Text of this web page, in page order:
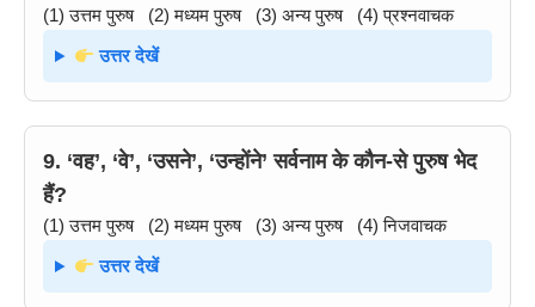
(1) उत्तम पुरुष (2) मध्यम पुरुष (3) अन्य पुरुष (4) प्रश्नवाचक
उत्तर देखें
9. ‘वह’, ‘वे’, ‘उसने’, ‘उन्होंने’ सर्वनाम के कौन-से पुरुष भेद
हैं?
(1) उत्तम पुरुष (2) मध्यम पुरुष (3) अन्य पुरुष (4) निजवाचक
उत्तर देखें